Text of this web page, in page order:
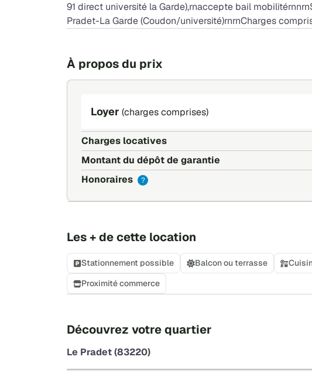
91 direct université la Garde),rnaccepte bail
Pradet-La Garde (Coudon/université)rnrnCharges
À propos du prix
Loyer (charges comprises)
Charges locatives
Montant du dépôt de garantie
Honoraires
?
Les + de cette location
Stationnement possible Balcon ou terrasse
Proximité commerce
Découvrez votre quartier
Le Pradet (83220)